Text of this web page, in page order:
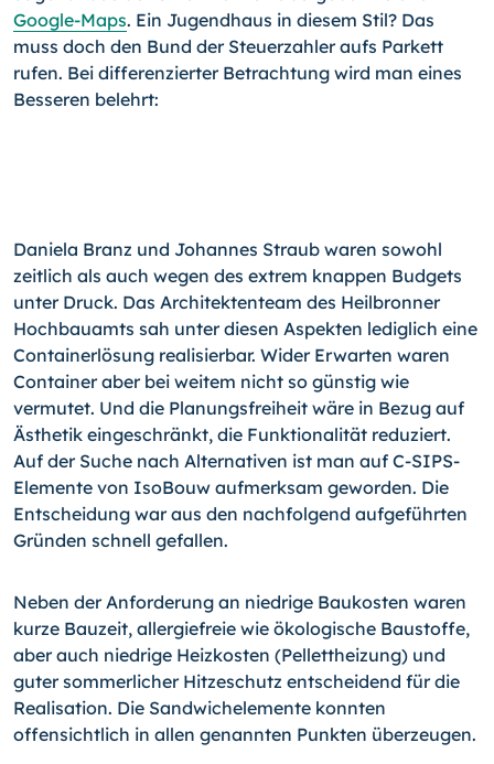
Google-Maps. Ein Jugendhaus in diesem Stil? Das
muss doch den Bund der Steuerzahler aufs Parkett
rufen. Bei differenzierter Betrachtung wird man eines
Besseren belehrt:
Daniela Branz und Johannes Straub waren sowohl
zeitlich als auch wegen des extrem knappen Budgets
unter Druck. Das Architektenteam des Heilbronner
Hochbauamts sah unter diesen Aspekten lediglich eine
Containerlösung realisierbar. Wider Erwarten waren
Container aber bei weitem nicht so günstig wie
vermutet. Und die Planungsfreiheit wäre in Bezug auf
Ästhetik eingeschränkt, die Funktionalität reduziert.
Auf der Suche nach Alternativen ist man auf C-SIPS-
Elemente von IsoBouw aufmerksam geworden. Die
Entscheidung war aus den nachfolgend aufgeführten
Gründen schnell gefallen.
Neben der Anforderung an niedrige Baukosten waren
kurze Bauzeit, allergiefreie wie ökologische Baustoffe,
aber auch niedrige Heizkosten (Pellettheizung) und
guter sommerlicher Hitzeschutz entscheidend für die
Realisation. Die Sandwichelemente konnten
offensichtlich in allen genannten Punkten überzeugen.